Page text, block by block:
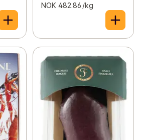
NOK 482.86 /kg